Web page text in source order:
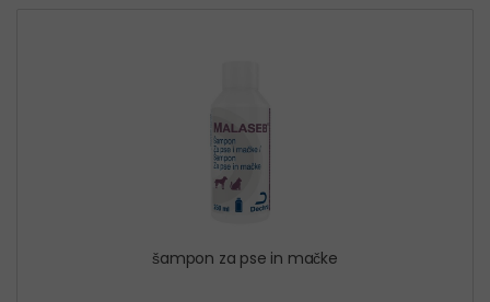
šampon za pse in mačke